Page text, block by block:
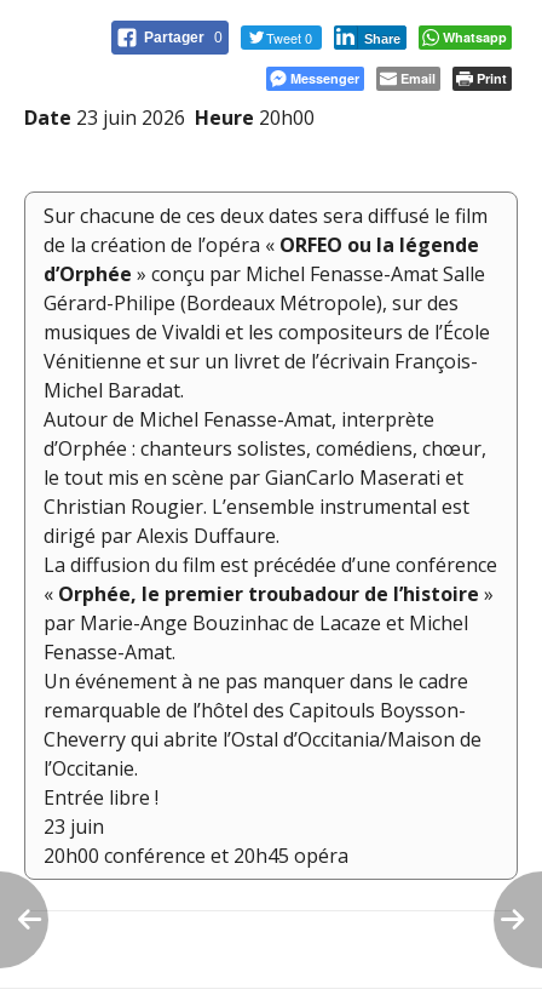
Partager 0 Tweet 0 Share Whatsapp
Messenger Email Print
Date 23 juin 2026 Heure 20h00
Sur chacune de ces deux dates sera diffusé le film
de la création de l’opéra « ORFEO ou la légende
d’Orphée » conçu par Michel Fenasse-Amat Salle
Gérard-Philipe (Bordeaux Métropole), sur des
musiques de Vivaldi et les compositeurs de l’École
Vénitienne et sur un livret de l’écrivain François-
Michel Baradat.
Autour de Michel Fenasse-Amat, interprète
d’Orphée : chanteurs solistes, comédiens, chœur,
le tout mis en scène par GianCarlo Maserati et
Christian Rougier. L’ensemble instrumental est
dirigé par Alexis Duffaure.
La diffusion du film est précédée d’une conférence
« Orphée, le premier troubadour de l’histoire »
par Marie-Ange Bouzinhac de Lacaze et Michel
Fenasse-Amat.
Un événement à ne pas manquer dans le cadre
remarquable de l’hôtel des Capitouls Boysson-
Cheverry qui abrite l’Ostal d’Occitania/Maison de
l’Occitanie.
Entrée libre !
23 juin
20h00 conférence et 20h45 opéra
Navigation
de